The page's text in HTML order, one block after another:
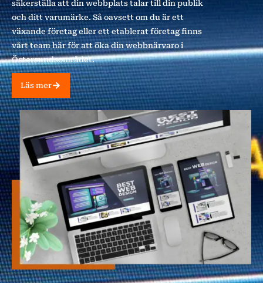
säkerställa att din webbplats talar till din publik
och ditt varumärke. Så oavsett om du är ett
växande företag eller ett etablerat företag finns
vårt team här för att öka din webbnärvaro i
Östersundsområdet.
Läs mer